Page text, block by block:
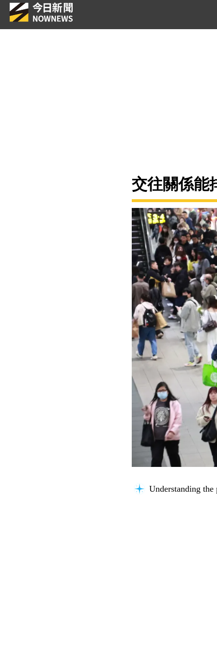
交往關係能
Understanding the